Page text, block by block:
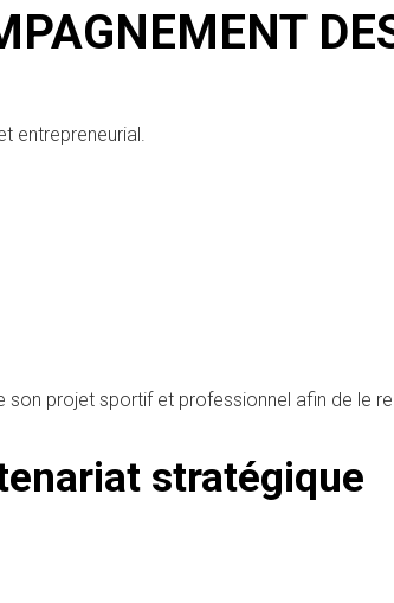
entrepreneurial.
son projet sportif et professionnel afin de le
stratégique